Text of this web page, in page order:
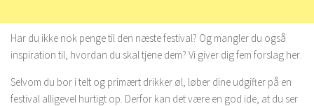
Har du ikke nok penge til den næste festival? Og mangler du også
inspiration til, hvordan du skal tjene dem? Vi giver dig fem forslag her.
Selvom du bor i telt og primært drikker øl, løber dine udgifter på en
festival alligevel hurtigt op. Derfor kan det være en god ide, at du ser